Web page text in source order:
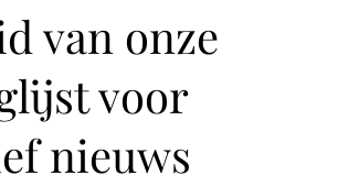
van onze
voor
nieuws